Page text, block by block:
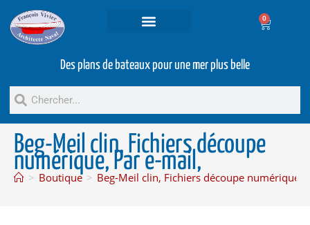
0
Des plans de bateaux pour une mer plus belle
Beg-Meil clin, Fichiers découpe
numérique, Par e-mail,
> Boutique > Beg-Meil clin, Fichiers découpe numérique,